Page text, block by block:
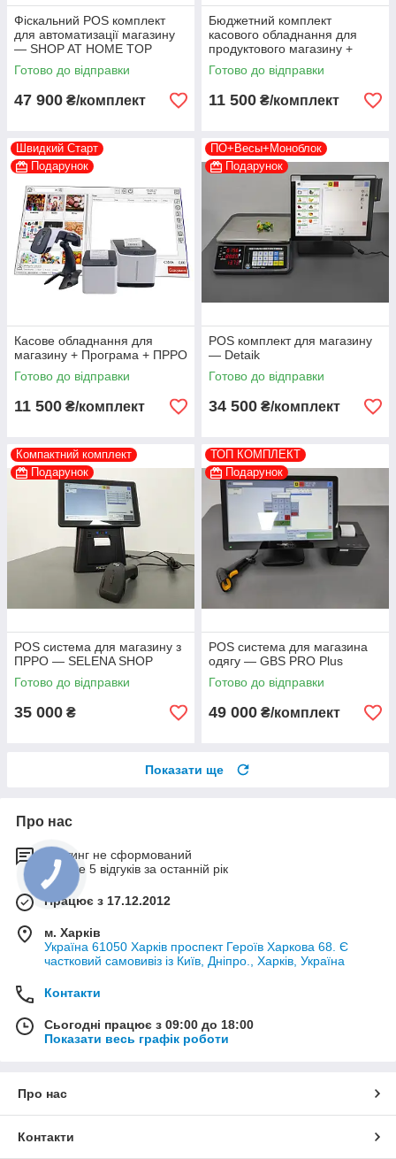
Фіскальний POS комплект
для автоматизації магазину
— SHOP AT HOME TOP
Готово до відправки
47 900 ₴/комплект
Бюджетний комплект
касового обладнання для
продуктового магазину +
Програма + ПРРО
Готово до відправки
11 500 ₴/комплект
Швидкий Старт
Подарунок
Касове обладнання для
магазину + Програма + ПРРО
Готово до відправки
11 500 ₴/комплект
ПО+Весы+Моноблок
Подарунок
POS комплект для магазину
— Detaik
Готово до відправки
34 500 ₴/комплект
Компактний комплект
Подарунок
POS система для магазину з
ПРРО — SELENA SHOP
Готово до відправки
35 000 ₴
ТОП КОМПЛЕКТ
Подарунок
POS система для магазина
одягу — GBS PRO Plus
Готово до відправки
49 000 ₴/комплект
Показати ще
Про нас
Рейтинг не сформований
Менше 5 відгуків за останній рік
Працює з 17.12.2012
м. Харків
Україна 61050 Харків проспект Героїв Харкова 68. Є
частковий самовивіз із Київ, Дніпро., Харків, Україна
Контакти
Сьогодні працює з 09:00 до 18:00
Показати весь графік роботи
Про нас
Контакти